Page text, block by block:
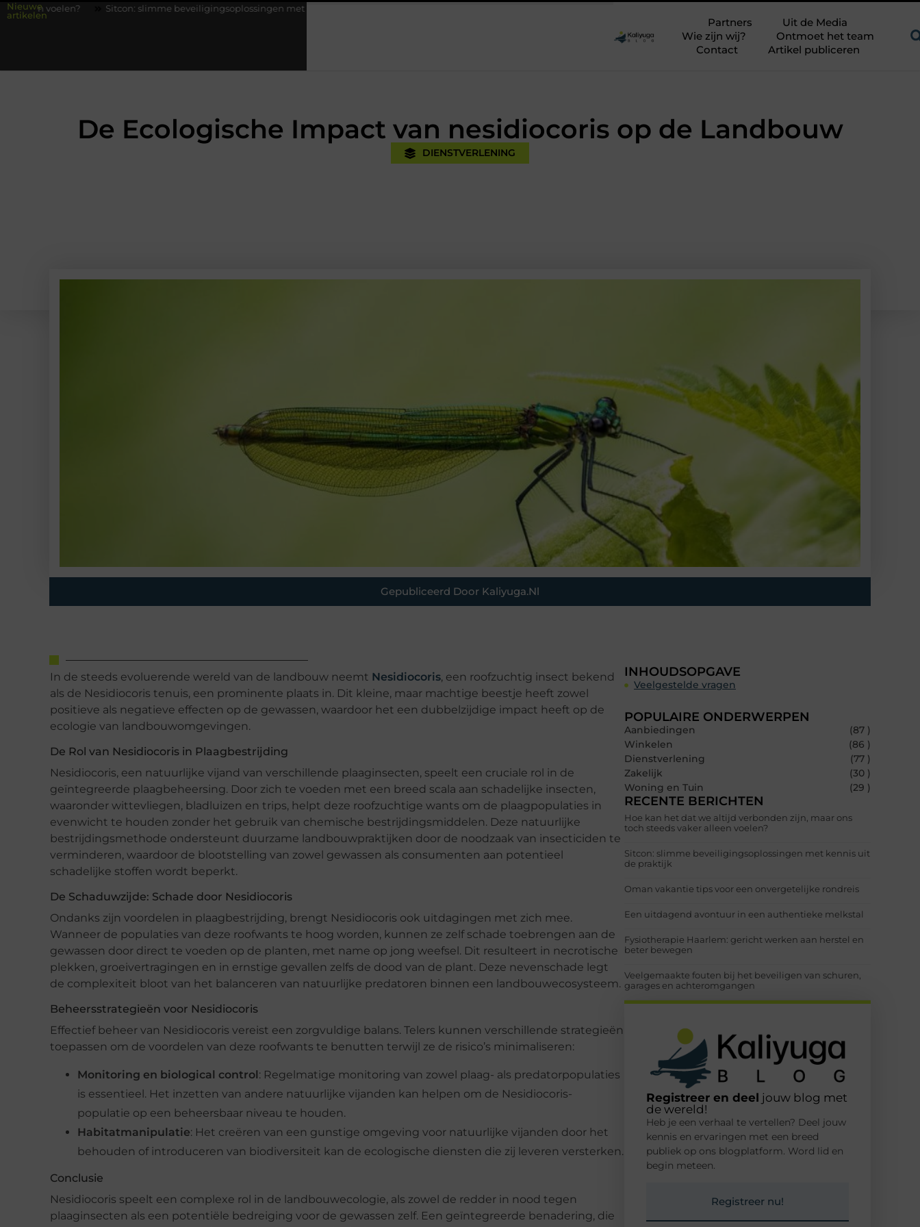
Nieuwe
artikelen
Sitcon: slimme beveiligingsoplossingen met kennis uit de praktijk
Partners
Uit de Media
Wie zijn wij?
Ontmoet het team
Contact
Artikel publiceren
De Ecologische Impact van nesidiocoris op de Landbouw
DIENSTVERLENING
Gepubliceerd Door Kaliyuga.nl
In de steeds evoluerende wereld van de landbouw neemt Nesidiocoris, een roofzuchtig insect bekend
als de Nesidiocoris tenuis, een prominente plaats in. Dit kleine, maar machtige beestje heeft zowel
positieve als negatieve effecten op de gewassen, waardoor het een dubbelzijdige impact heeft op de
ecologie van landbouwomgevingen.
De Rol van Nesidiocoris in Plaagbestrijding
Nesidiocoris, een natuurlijke vijand van verschillende plaaginsecten, speelt een cruciale rol in de
geïntegreerde plaagbeheersing. Door zich te voeden met een breed scala aan schadelijke insecten,
waaronder wittevliegen, bladluizen en trips, helpt deze roofzuchtige wants om de plaagpopulaties in
evenwicht te houden zonder het gebruik van chemische bestrijdingsmiddelen. Deze natuurlijke
bestrijdingsmethode ondersteunt duurzame landbouwpraktijken door de noodzaak van insecticiden te
verminderen, waardoor de blootstelling van zowel gewassen als consumenten aan potentieel
schadelijke stoffen wordt beperkt.
De Schaduwzijde: Schade door Nesidiocoris
Ondanks zijn voordelen in plaagbestrijding, brengt Nesidiocoris ook uitdagingen met zich mee.
Wanneer de populaties van deze roofwants te hoog worden, kunnen ze zelf schade toebrengen aan de
gewassen door direct te voeden op de planten, met name op jong weefsel. Dit resulteert in necrotische
plekken, groeivertragingen en in ernstige gevallen zelfs de dood van de plant. Deze nevenschade legt
de complexiteit bloot van het balanceren van natuurlijke predatoren binnen een landbouwecosysteem.
Beheersstrategieën voor Nesidiocoris
Effectief beheer van Nesidiocoris vereist een zorgvuldige balans. Telers kunnen verschillende strategieën
toepassen om de voordelen van deze roofwants te benutten terwijl ze de risico’s minimaliseren:
Monitoring en biological control: Regelmatige monitoring van zowel plaag- als predatorpopulaties
is essentieel. Het inzetten van andere natuurlijke vijanden kan helpen om de Nesidiocoris-
populatie op een beheersbaar niveau te houden.
Habitatmanipulatie: Het creëren van een gunstige omgeving voor natuurlijke vijanden door het
behouden of introduceren van biodiversiteit kan de ecologische diensten die zij leveren versterken.
Conclusie
Nesidiocoris speelt een complexe rol in de landbouwecologie, als zowel de redder in nood tegen
plaaginsecten als een potentiële bedreiging voor de gewassen zelf. Een geïntegreerde benadering, die
INHOUDSOPGAVE
Veelgestelde vragen
POPULAIRE ONDERWERPEN
Aanbiedingen
(87 )
Winkelen
(86 )
Dienstverlening
(77 )
Zakelijk
(30 )
Woning en Tuin
(29 )
RECENTE BERICHTEN
Hoe kan het dat we altijd verbonden zijn, maar ons
toch steeds vaker alleen voelen?
Sitcon: slimme beveiligingsoplossingen met kennis uit
de praktijk
Oman vakantie tips voor een onvergetelijke rondreis
Een uitdagend avontuur in een authentieke melkstal
Fysiotherapie Haarlem: gericht werken aan herstel en
beter bewegen
Veelgemaakte fouten bij het beveiligen van schuren,
garages en achteromgangen
Registreer en deel jouw blog met
de wereld!
Heb je een verhaal te vertellen? Deel jouw
kennis en ervaringen met een breed
publiek op ons blogplatform. Word lid en
begin meteen.
Registreer nu!